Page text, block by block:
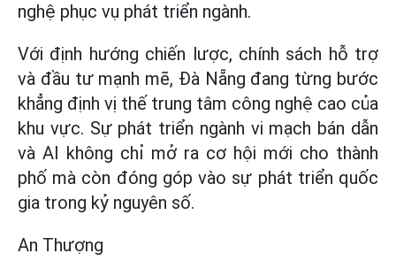
nghệ phục vụ phát triển ngành.
Với định hướng chiến lược, chính sách hỗ trợ
và đầu tư mạnh mẽ, Đà Nẵng đang từng bước
khẳng định vị thế trung tâm công nghệ cao của
khu vực. Sự phát triển ngành vi mạch bán dẫn
và AI không chỉ mở ra cơ hội mới cho thành
phố mà còn đóng góp vào sự phát triển quốc
gia trong kỷ nguyên số.
An Thượng